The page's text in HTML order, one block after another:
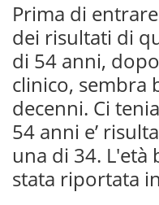
Prima di
dei risultati di
di 54 anni,
clinico, sembra
decenni. Ci
54 anni e’
una di 34. L'età
stata riportata